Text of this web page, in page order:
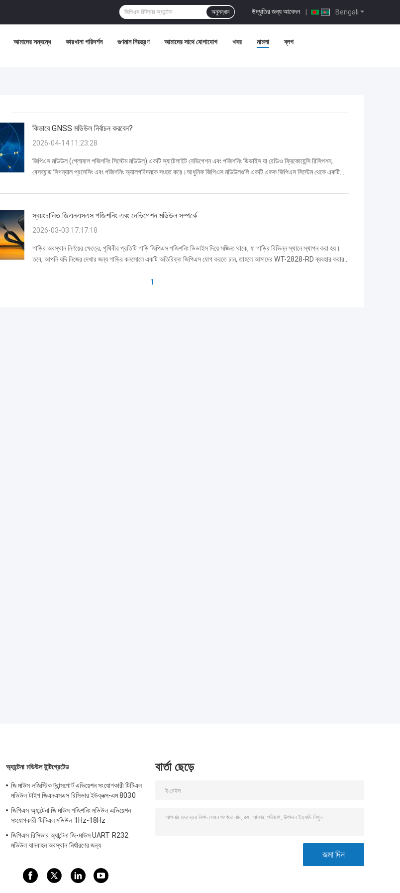
Bengali
উদ্ধৃতির জন্য আবেদন |
অনুসন্ধান
আমাদের সম্বন্ধে কারখানা পরিদর্শন গুণমান নিয়ন্ত্রণ আমাদের সাথে যোগাযোগ খবর মামলা ব্লগ
কিভাবে GNSS মডিউল নির্বাচন করবেন?
2026-04-14 11:23:28
জিপিএস মডিউল (গ্লোবাল পজিশনিং সিস্টেম মডিউল) একটি স্যাটেলাইট নেভিগেশন এবং পজিশনিং ডিভাইস যা রেডিও ফ্রিকোয়েন্সি রিসিপশন,
বেসব্যান্ড সিগন্যাল প্রসেসিং এবং পজিশনিং অ্যালগরিদমকে সংহত করে।আধুনিক জিপিএস মডিউলগুলি একটি একক জিপিএস সিস্টেম থেকে একটি
স্বয়ংচালিত জিএনএসএস পজিশনিং এবং নেভিগেশন মডিউল সম্পর্কে
2026-03-03 17:17:18
গাড়ির অবস্থান নির্ণয়ের ক্ষেত্রে, পৃথিবীর প্রতিটি গাড়ি জিপিএস পজিশনিং ডিভাইস দিয়ে সজ্জিত থাকে, যা গাড়ির বিভিন্ন স্থানে স্থাপন করা হয়।
তবে, আপনি যদি নিজের দেখার জন্য গাড়ির কনসোলে একটি অতিরিক্ত জিপিএস যোগ করতে চান, তাহলে আমাদের WT-2828-RD ব্যবহার করার
1
অ্যান্টেনা মডিউল ইন্টিগ্রেটেড
জি মাউস লজিস্টিক ট্রান্সপোর্ট এভিয়েশন সংযোগকারী টিটিএল
মডিউল টাইপ জিএনএসএস রিসিভার ইউব্লক্স-এম 8030
জিপিএস অ্যান্টেনা জি মাউস পজিশনিং মডিউল এভিয়েশন
সংযোগকারী টিটিএল মডিউল 1Hz-18Hz
জিপিএস রিসিভার অ্যান্টেনা জি-মাউস UART R232
মডিউল যানবাহন অবস্থান নির্ধারণের জন্য
বার্তা ছেড়ে